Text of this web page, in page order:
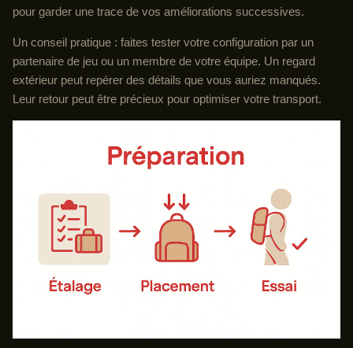
pour garder une trace de vos améliorations successives.
Un conseil pratique : faites tester votre configuration par un
partenaire de jeu ou un membre de votre équipe. Un regard
extérieur peut repérer des détails que vous auriez manqués.
Leur retour peut être précieux pour optimiser votre transport.